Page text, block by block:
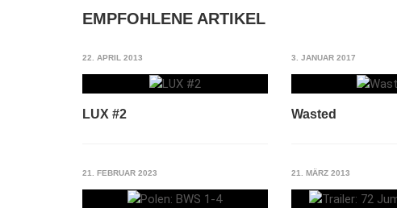
EMPFOHLENE ARTIKEL
22. APRIL 2013
LUX #2
3. JANUAR 2017
Wasted
21. FEBRUAR 2023 21. MÄRZ 2013